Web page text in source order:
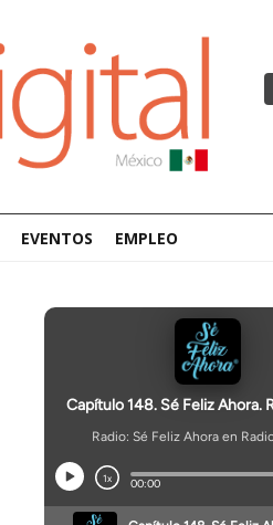
EVENTOS EMPLEO